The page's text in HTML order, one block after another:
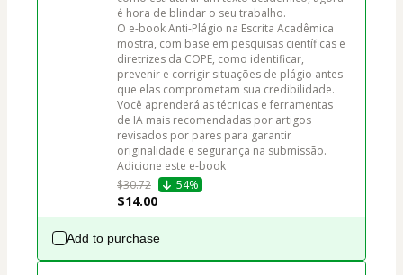
é hora de blindar o seu trabalho.
O e-book Anti-Plágio na Escrita Acadêmica
mostra, com base em pesquisas científicas e
diretrizes da COPE, como identificar,
prevenir e corrigir situações de plágio antes
que elas comprometam sua credibilidade.
Você aprenderá as técnicas e ferramentas
de IA mais recomendadas por artigos
revisados por pares para garantir
originalidade e segurança na submissão.
Adicione este e-book
$30.72
54%
$14.00
Add to purchase